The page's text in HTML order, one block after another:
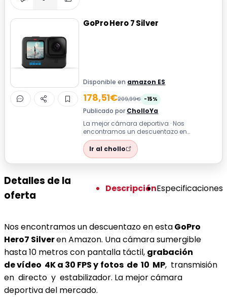
GoPro Hero 7 Silver
Disponible en amazon ES
178,51€209,99€ -15%
Publicado por CholloYa
La mejor cámara deportiva · Nos
encontramos un descuentazo en
esta GoPro Hero7 Silver en Amazon. Una
cámara sumergibl...
Ir al chollo
Detalles de la
oferta
DescripciónEspecificaciones
Nos encontramos un descuentazo en estaGoPro
Hero7 Silveren Amazon. Una cámara sumergible
hasta 10 metros con pantalla táctil, grabación
de vídeo 4K a 30 FPS y fotos de 10 MP, transmisión
en directo y estabilizador. La mejor cámara
deportiva del mercado.